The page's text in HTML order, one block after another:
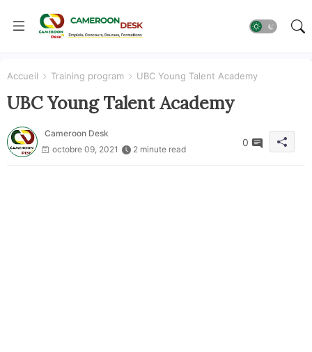
Accueil Training program UBC Young Talent Academy
UBC Young Talent Academy
Cameroon Desk
octobre 09, 2021
2 minute read
0